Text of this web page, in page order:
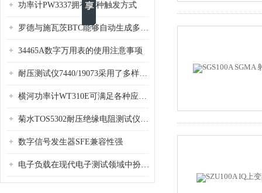
功率计PW3337拥有多种触发方式
罗德与施瓦茨BTC能够自动生成多种音视频信号
34465A数字万用表的使用注意事项
耐压测试仪7440/19073采用了多样化的功能设计
横河功率计WT310E可满足各种应用场景的需求
菊水TOS5302耐压绝缘电阻测试仪是种重要的电气安全检测设备
数字信号发生器SFE兼容性强
电子负载在现代电子测试领域中扮演着重要的角色